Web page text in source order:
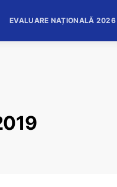
EVALUARE NAȚIONALĂ 2026